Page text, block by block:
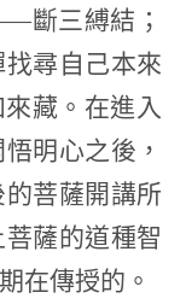
斷三縛結；
尋自己本來
藏。在進入
明心之後，
菩薩開講所
薩的道種智
在傳授的。